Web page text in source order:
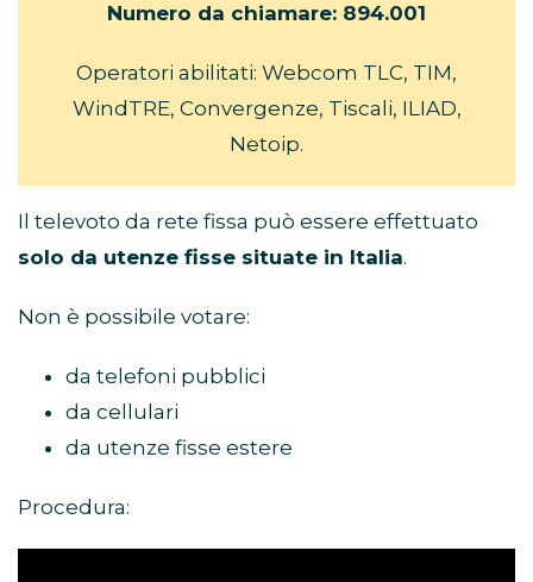
Numero da chiamare: 894.001
Operatori abilitati: Webcom TLC, TIM,
WindTRE, Convergenze, Tiscali, ILIAD,
Netoip.
Il televoto da rete fissa può essere effettuato
solo da utenze fisse situate in Italia.
Non è possibile votare:
da telefoni pubblici
da cellulari
da utenze fisse estere
Procedura: